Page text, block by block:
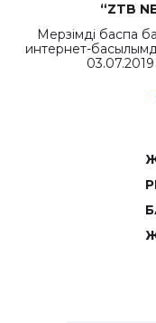
“ZTB
Мерзімді баспа
интернет-